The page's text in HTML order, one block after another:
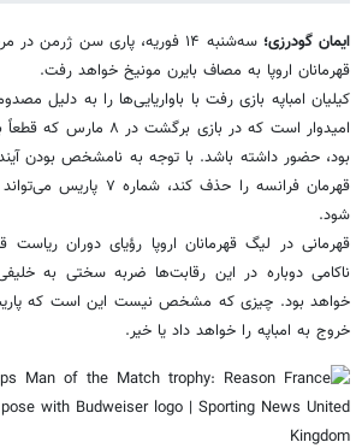
ایمان گودرزی؛
سه‌شنبه ۱۴ فوریه، پاری سن
قهرمانان اروپا به مصاف بایرن مونیخ خواهد رفت.
کیلیان امباپه بازی رفت با باواریایی‌ها را به دلیل
امیدوار است که در بازی
بود، حضور داشته باشد. با توجه به نامشخص بودن آینده
قهرمان فرانسه را حذف
شود.
قهرمانی در لیگ قهرمانان اروپا رؤیای دوران
ناکامی دوباره در این رقابت‌ها ضربه سختی به
خواهد بود. چیزی که مشخص نیست این است که
خروج به امباپه را خواهد داد یا خیر.